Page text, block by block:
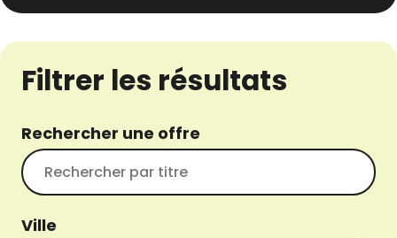
Filtrer les résultats
Rechercher une offre
Ville